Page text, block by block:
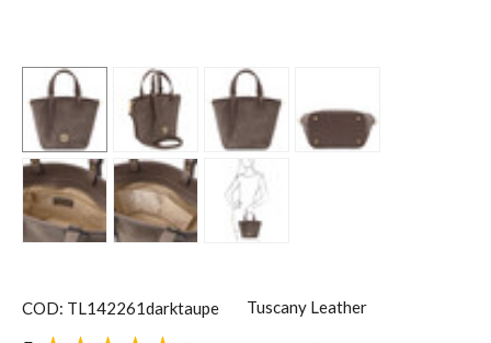
COD: TL142261darktaupe Tuscany Leather